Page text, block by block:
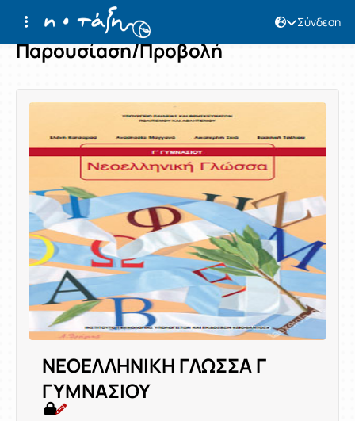
Σύνδεση
Παρουσίαση/Προβολή
ΝΕΟΕΛΛΗΝΙΚΗ ΓΛΩΣΣΑ Γ
ΓΥΜΝΑΣΙΟΥ